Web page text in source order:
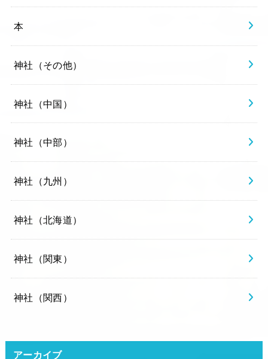
本
神社（その他）
神社（中国）
神社（中部）
神社（九州）
神社（北海道）
神社（関東）
神社（関西）
アーカイブ